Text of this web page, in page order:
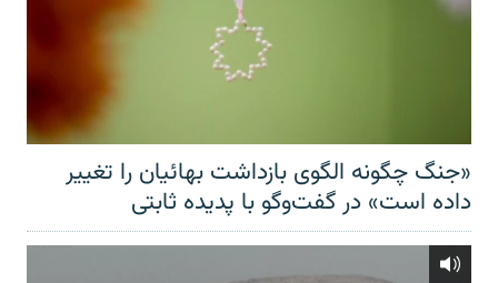
«جنگ چگونه الگوی بازداشت بهائیان را تغییر
داده است» در گفت‌وگو با پدیده ثابتی